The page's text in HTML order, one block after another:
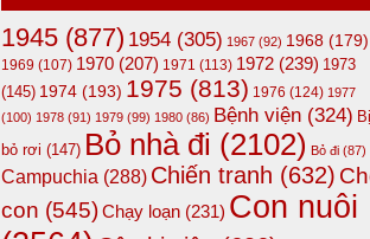
1945 (877) 1954 (305) 1967 (92) 1968 (179)
1969 (107) 1970 (207) 1971 (113) 1972 (239) 1973
(145) 1974 (193) 1975 (813) 1976 (124) 1977
(100) 1978 (91) 1979 (99) 1980 (86) Bệnh viện (324) Bị
bỏ rơi (147) Bỏ nhà đi (2102) Bỏ đi (87)
Campuchia (288) Chiến tranh (632)
con (545)Chạy loạn (231) Con nuôi